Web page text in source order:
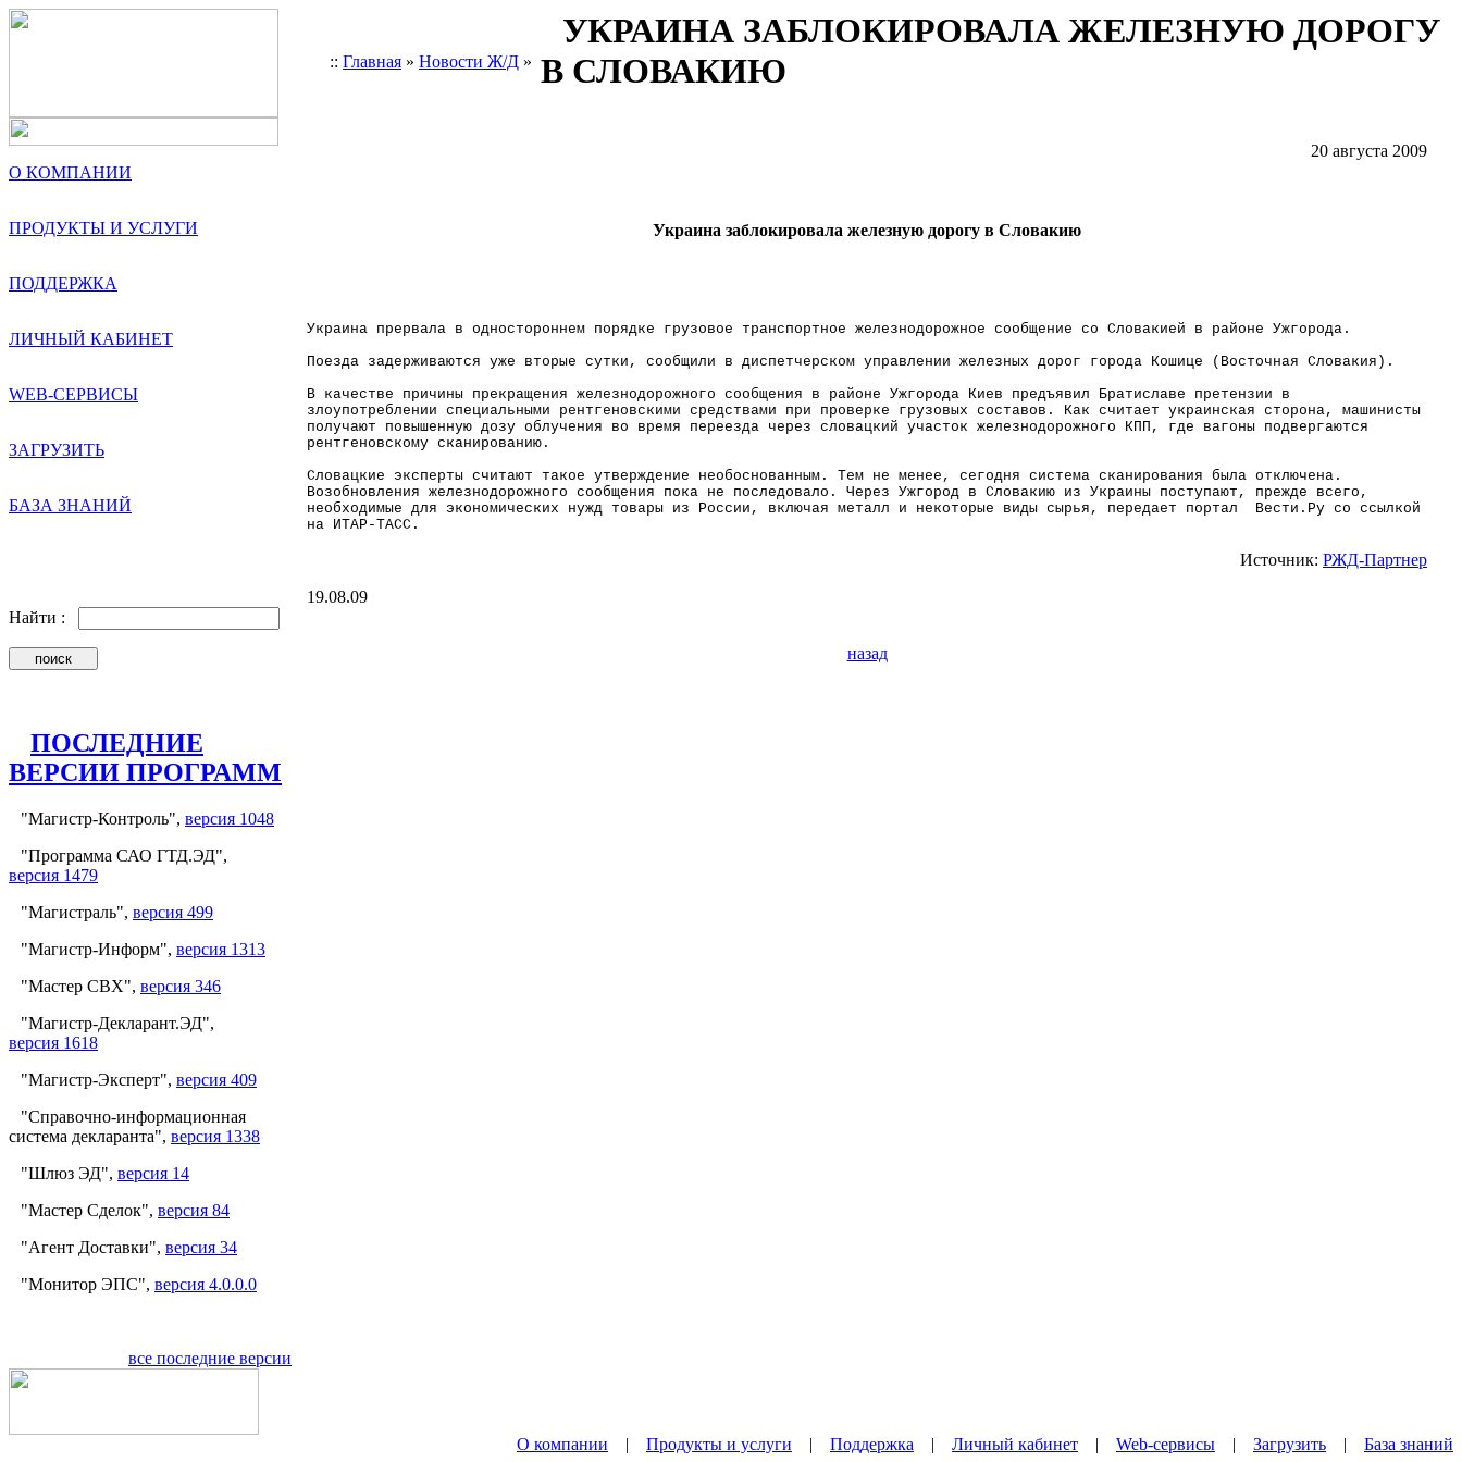
:: Главная » Новости Ж/Д »
УКРАИНА ЗАБЛОКИРОВАЛА ЖЕЛЕЗНУЮ ДОРОГУ
В СЛОВАКИЮ
О КОМПАНИИ
ПРОДУКТЫ И УСЛУГИ
ПОДДЕРЖКА
ЛИЧНЫЙ КАБИНЕТ
WEB-СЕРВИСЫ
ЗАГРУЗИТЬ
БАЗА ЗНАНИЙ
Найти :
ПОСЛЕДНИЕ
ВЕРСИИ ПРОГРАММ
"Магистр-Контроль", версия 1048
"Программа САО ГТД.ЭД",
версия 1479
"Магистраль", версия 499
"Магистр-Информ", версия 1313
"Мастер СВХ", версия 346
"Магистр-Декларант.ЭД",
версия 1618
"Магистр-Эксперт", версия 409
"Справочно-информационная
система декларанта", версия 1338
"Шлюз ЭД", версия 14
"Мастер Сделок", версия 84
"Агент Доставки", версия 34
"Монитор ЭПС", версия 4.0.0.0
все последние версии
20 августа 2009
Украина заблокировала железную дорогу в Словакию
Украина прервала в одностороннем порядке грузовое транспортное железнодорожное сообщение со Словакией в районе Ужгорода.
Поезда задерживаются уже вторые сутки, сообщили в диспетчерском управлении железных дорог города Кошице (Восточная Словакия ).
В качестве причины прекращения железнодорожного сообщения в районе Ужгорода Киев предъявил Братиславе претензии в
злоупотреблении специальными рентгеновскими средствами при проверке грузовых составов. Как считает украинская сторона, машинисты
получают повышенную дозу облучения во время переезда через словацкий участок железнодорожного КПП, где вагоны подвергаются
рентгеновскому сканированию.
Словацкие эксперты считают такое утверждение необоснованным. Тем не менее, сегодня система сканирования была отключена.
Возобновления железнодорожного сообщения пока не последовало. Через Ужгород в Словакию из Украины поступают, прежде всего,
необходимые для экономических нужд товары из России, включая металл и некоторые виды сырья, передает портал Вести.Ру со ссылкой
на ИТАР-ТАСС.
Источник: РЖД-Партнер
19.08.09
назад
О компании | Продукты и услуги | Поддержка | Личный кабинет | Web-сервисы | Загрузить | База знаний